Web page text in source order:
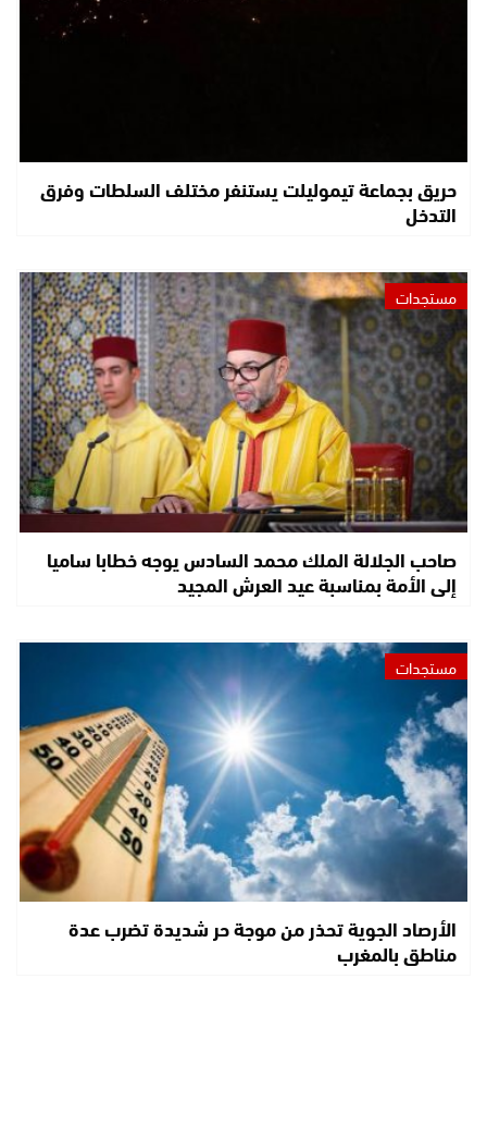
حريق بجماعة تيموليلت يستنفر مختلف السلطات وفرق
التدخل
مستجدات
صاحب الجلالة الملك محمد السادس يوجه خطابا ساميا
إلى الأمة بمناسبة عيد العرش المجيد
مستجدات
الأرصاد الجوية تحذر من موجة حر شديدة تضرب عدة
مناطق بالمغرب